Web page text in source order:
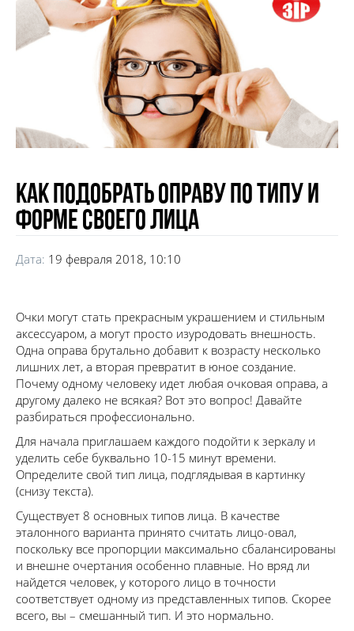
Как подобрать оправу по типу и
форме своего лица
Дата: 19 февраля 2018, 10:10
Очки могут стать прекрасным украшением и стильным
аксессуаром, а могут просто изуродовать внешность.
Одна оправа брутально добавит к возрасту несколько
лишних лет, а вторая превратит в юное создание.
Почему одному человеку идет любая очковая оправа, а
другому далеко не всякая? Вот это вопрос! Давайте
разбираться профессионально.
Для начала приглашаем каждого подойти к зеркалу и
уделить себе буквально 10-15 минут времени.
Определите свой тип лица, подглядывая в картинку
(снизу текста).
Существует 8 основных типов лица. В качестве
эталонного варианта принято считать лицо-овал,
поскольку все пропорции максимально сбалансированы
и внешне очертания особенно плавные. Но вряд ли
найдется человек, у которого лицо в точности
соответствует одному из представленных типов. Скорее
всего, вы – смешанный тип. И это нормально.